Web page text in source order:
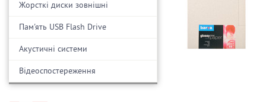
Жорсткі диски зовнішні
Пам'ять USB Flash Drive
Акустичні системи
Відеоспостереження